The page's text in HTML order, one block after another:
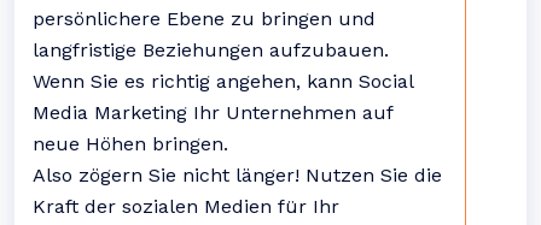
persönlichere Ebene zu bringen und
langfristige Beziehungen aufzubauen.
Wenn Sie es richtig angehen, kann Social
Media Marketing Ihr Unternehmen auf
neue Höhen bringen.
Also zögern Sie nicht länger! Nutzen Sie die
Kraft der sozialen Medien für Ihr